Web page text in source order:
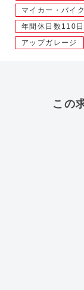
マイカー・バイ
年間休日数110
アップガレージ
この